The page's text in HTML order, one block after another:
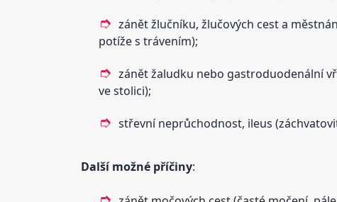
zánět žlučníku, žlučových cest a
potíže s trávením);
zánět žaludku nebo gastroduodenální
ve stolici);
střevní neprůchodnost, ileus
Další možné příčiny: